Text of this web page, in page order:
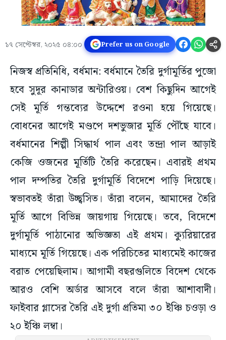
১৭ সেপ্টেম্বর, ২০২৫ ০৪:০০ Prefer us on Google
নিজস্ব প্রতিনিধি, বর্ধমান: বর্ধমানে তৈরি দুর্গামূর্তির পুজো
হবে সুদূর কানাডার অন্টারিওয়। বেশ কিছুদিন আগেই
সেই মূর্তি গন্তব্যের উদ্দেশে রওনা হয়ে গিয়েছে।
বোধনের আগেই মণ্ডপে দশভুজার মূর্তি পৌঁছে যাবে।
বর্ধমানের শিল্পী সিদ্ধার্থ পাল এবং তন্দ্রা পাল আড়াই
কেজি ওজনের মূর্তিটি তৈরি করেছেন। এবারই প্রথম
পাল দম্পতির তৈরি দুর্গামূর্তি বিদেশে পাড়ি দিয়েছে।
স্বভাবতই তাঁরা উচ্ছ্বসিত। তাঁরা বলেন, আমাদের তৈরি
মূর্তি আগে বিভিন্ন জায়গায় গিয়েছে। তবে, বিদেশে
দুর্গামূর্তি পাঠানোর অভিজ্ঞতা এই প্রথম। ক্যুরিয়ারের
মাধ্যমে মূর্তি গিয়েছে। এক পরিচিতের মাধ্যমেই কাজের
বরাত পেয়েছিলাম। আগামী বছরগুলিতে বিদেশ থেকে
আরও বেশি অর্ডার আসবে বলে তাঁরা আশাবাদী।
ফাইবার গ্লাসের তৈরি এই দুর্গা প্রতিমা ৩০ ইঞ্চি চওড়া ও
২০ ইঞ্চি লম্বা।